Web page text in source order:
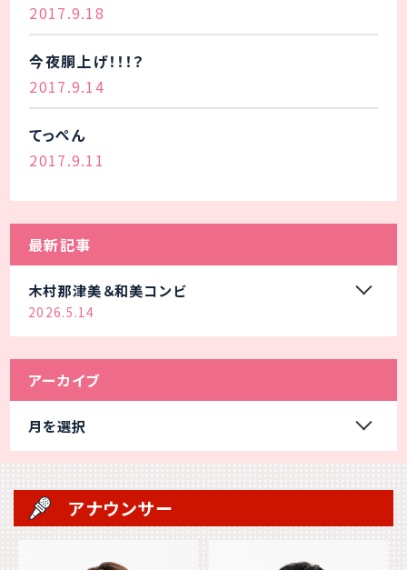
2017.9.18
今夜胴上げ！！！？
2017.9.14
てっぺん
2017.9.11
最新記事
木村那津美＆和美コンビ
2026.5.14
アーカイブ
月を選択
アナウンサー